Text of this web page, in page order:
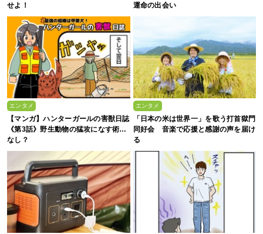
せよ！
運命の出会い
エンタメ
【マンガ】ハンターガールの害獣日誌
《第3話》野生動物の猛攻になす術…
なし？
エンタメ
「日本の米は世界一」を歌う打首獄門
同好会 音楽で応援と感謝の声を届け
る